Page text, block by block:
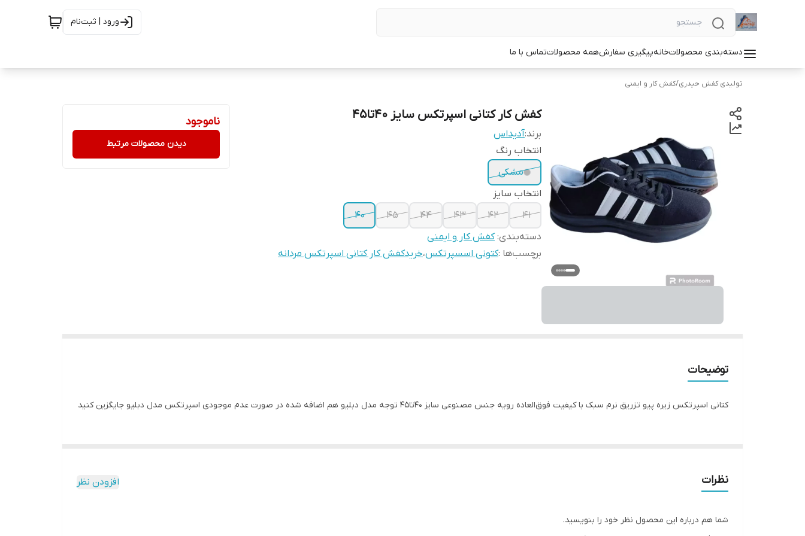
ورود | ثبت‌نام
دسته‌بندی محصولاتخانهپیگیری سفارشهمه محصولاتتماس با ما
تولیدی کفش حیدری/کفش کار و ایمنی
کفش کار کتانی اسپرتکس سایز 40تا45
برند:آدیداس
انتخاب رنگ
مشکی
انتخاب سایز
41
42
43
44
45
40
دسته‌بندی:کفش کار و ایمنی
برچسب‌ها :کتونی اسسپرتکس،خریدکفش کار کتانی اسپرتکس مردانه
ناموجود
دیدن محصولات مرتبط
توضیحات
کتانی اسپرتکس زیره پیو تزریق نرم سبک با کیفیت فوق‌العاده رویه جنس مصنوعی سایز ۴۰تا۴۵ توجه مدل دبلیو هم اضافه شده در صورت عدم موجودی اسپرتکس مدل دبلیو جایگزین کنید
نظرات افزودن نظر
شما هم درباره این محصول نظر خود را بنویسید.